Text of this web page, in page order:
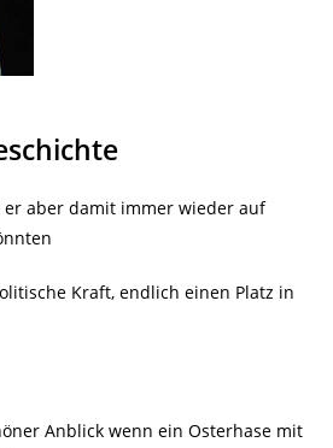
er aber damit immer wieder auf
Kraft, endlich einen Platz in
Anblick wenn ein Osterhase mit